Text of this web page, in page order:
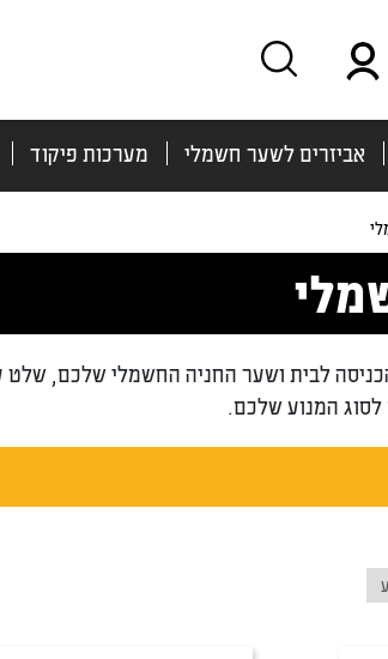
אביזרים לשער חשמלי מערכות פיקוד
לבית ושער החניה החשמלי שלכם, שלט
המנוע שלכם.